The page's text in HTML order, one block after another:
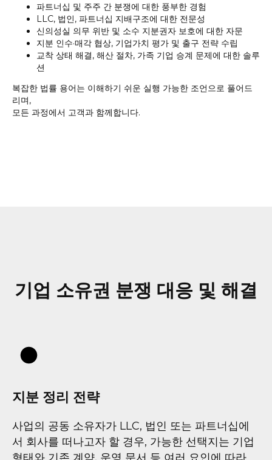
파트너십 및 주주 간 분쟁에 대한 풍부한 경험
LLC, 법인, 파트너십 지배구조에 대한 전문성
신의성실 의무 위반 및 소수 지분권자 보호에 대한 자문
지분 인수·매각 협상, 기업가치 평가 및 출구 전략 수립
교착 상태 해결, 해산 절차, 가족 기업 승계 문제에 대한 솔루
션
복잡한 법률 용어는 이해하기 쉬운 실행 가능한 조언으로 풀어드
리며,
모든 과정에서 고객과 함께합니다.
기업 소유권 분쟁 대응 및 해결
지분 정리 전략
사업의 공동 소유자가 LLC, 법인 또는 파트너십에
서 회사를 떠나고자 할 경우, 가능한 선택지는 기업